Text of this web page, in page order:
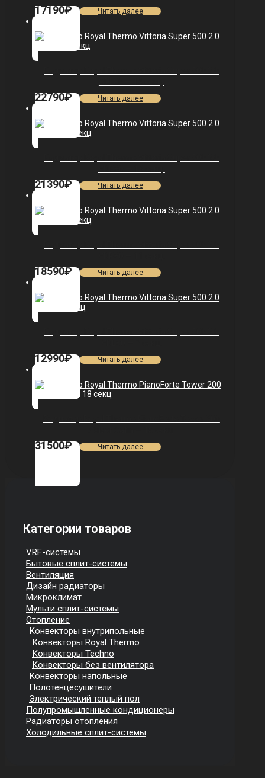
17190₽ Читать далее
22790₽ Читать далее
21390₽ Читать далее
18590₽ Читать далее
12990₽ Читать далее
31500₽ Читать далее
Категории товаров
VRF-системы
Бытовые сплит-системы
Вентиляция
Дизайн радиаторы
Микроклимат
Мульти сплит-системы
Отопление
Конвекторы внутрипольные
Конвекторы Royal Thermo
Конвекторы Techno
Конвекторы без вентилятора
Конвекторы напольные
Полотенцесушители
Электрический теплый пол
Полупромышленные кондиционеры
Радиаторы отопления
Холодильные сплит-системы